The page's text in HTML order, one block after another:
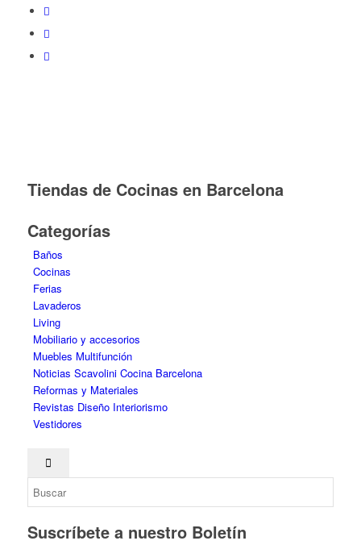
Tiendas de Cocinas en Barcelona
Categorías
Baños
Cocinas
Ferias
Lavaderos
Living
Mobiliario y accesorios
Muebles Multifunción
Noticias Scavolini Cocina Barcelona
Reformas y Materiales
Revistas Diseño Interiorismo
Vestidores
Suscríbete a nuestro Boletín